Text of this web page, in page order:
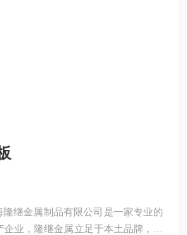
业，隆继金属立足于本土品牌，常